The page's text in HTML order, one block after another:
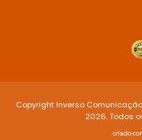
Copyright Inverso
2026. Todos